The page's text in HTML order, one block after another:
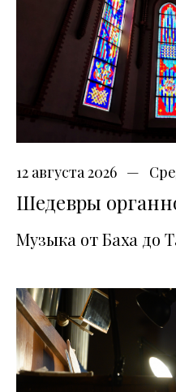
12 августа 2026
Шедевры
Музыка от Баха до